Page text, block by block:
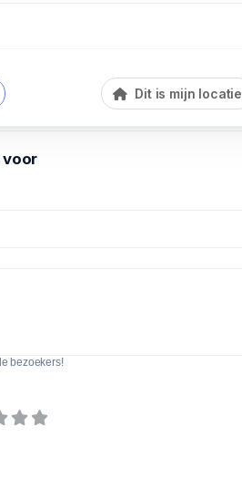
Dit is mijn locatie
bezoekers!